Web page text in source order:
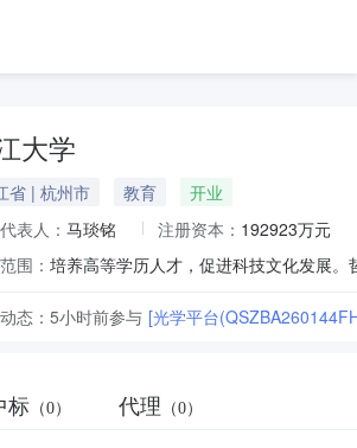
大学
省 | 杭州市 教育
开业
表人： 马琰铭 注册资本： 192923万元
围：
态： 5小时前参与 [光学平台
标 （0） 代理 （0）